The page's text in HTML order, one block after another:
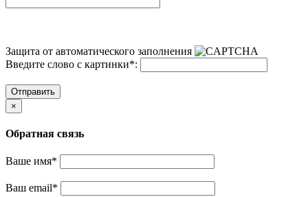
Защита от автоматического заполнения
Введите слово с картинки*:
Отправить
×
Обратная связь
Ваше имя*
Ваш email*